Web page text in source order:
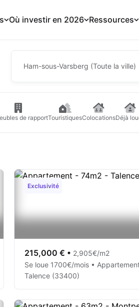
Où investir en 2026 Ressources
Ham-sous-Varsberg (Toute la ville)
de rapportTouristiquesColocationsDéjà
Exclusivité
215,000 € • 2,905€/m2
Se loue 1700€/mois •
Talence (33400)